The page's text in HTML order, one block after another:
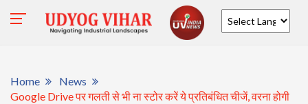
Home
News
Google Drive पर गलती से भी ना स्टोर करें ये प्रतिबंधित चीजें, वरना होगी